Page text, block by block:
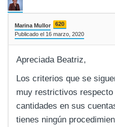
Marina Mullor
620
Publicado el 16 marzo, 2020
Apreciada Beatriz,
Los criterios que se
muy restrictivos
cantidades en sus
tienes ningún